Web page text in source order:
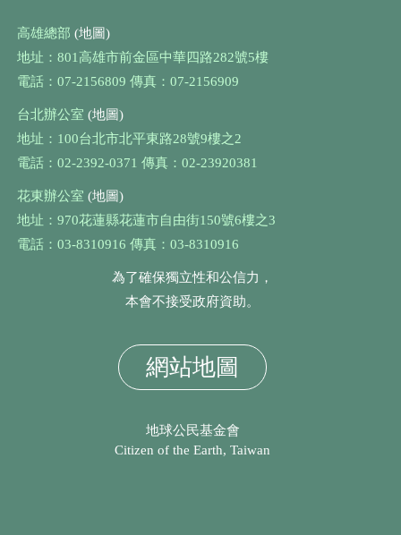
高雄總部 (地圖)
地址：801高雄市前金區中華四路282號5樓
電話：07-2156809 傳真：07-2156909
台北辦公室 (地圖)
地址：100台北市北平東路28號9樓之2
電話：02-2392-0371 傳真：02-23920381
花東辦公室 (地圖)
地址：970花蓮縣花蓮市自由街150號6樓之3
電話：03-8310916 傳真：03-8310916
為了確保獨立性和公信力，
本會不接受政府資助。
網站地圖
地球公民基金會
Citizen of the Earth, Taiwan